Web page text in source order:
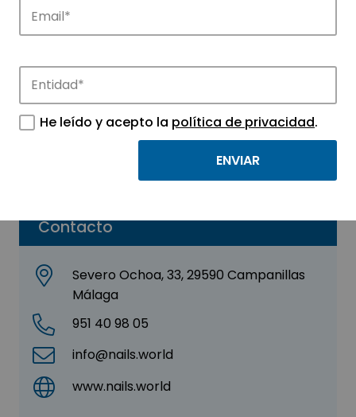
innovación en los parques de APTE.
Contacto
Severo Ochoa, 33, 29590 Campanillas
Málaga
951 40 98 05
info@nails.world
www.nails.world
Nails World
Málaga TechPark
He leído y acepto la política de privacidad.